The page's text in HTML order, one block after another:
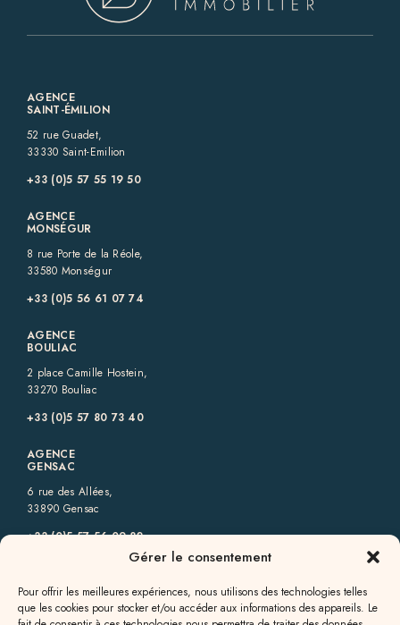
Gérer le consentement
Pour offrir les meilleures expériences, nous utilisons des technologies telles
que les cookies pour stocker et/ou accéder aux informations des appareils. Le
AGENCE
SAINT-ÉMILION
52 rue Guadet,
33330 Saint-Emilion
+33 (0)5 57 55 19 50‬
AGENCE
MONSÉGUR
8 rue Porte de la Réole,
33580 Monségur
+33 (0)5 56 61 07 74
AGENCE
BOULIAC
2 place Camille Hostein,
33270 Bouliac
+33 (0)5 57 80 73 40‬
AGENCE
GENSAC
6 rue des Allées,
33890 Gensac
+33 (0)5 57 56 09 82‬
GALGON
13a rue Jean Milhade,